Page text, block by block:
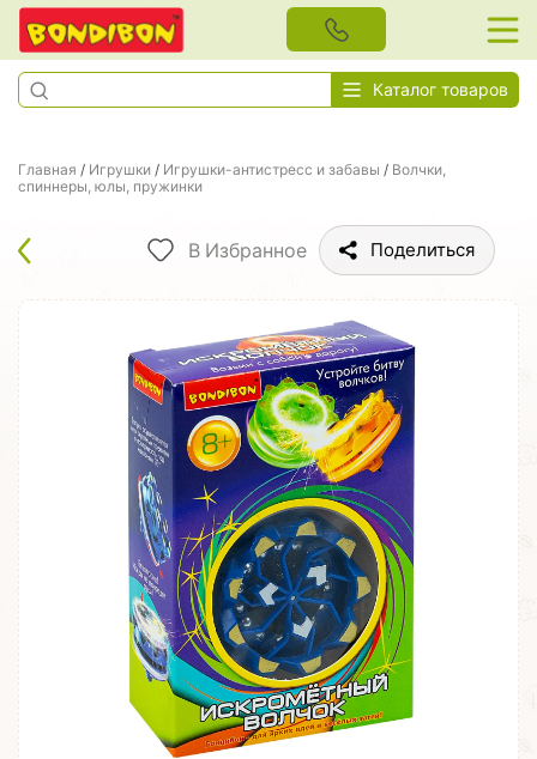
Каталог товаров
Главная / Игрушки / Игрушки-антистресс и забавы / Волчки,
спиннеры, юлы, пружинки
В Избранное Поделиться